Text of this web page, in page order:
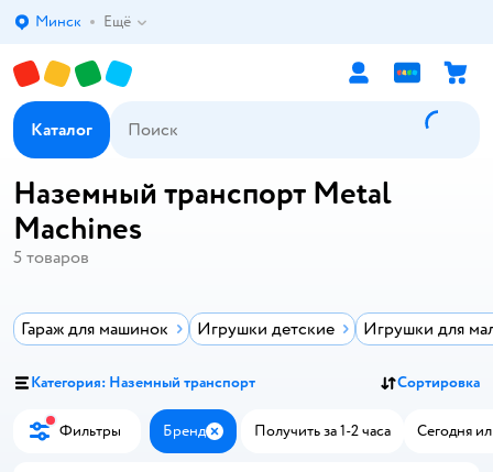
Выбор адреса доставки.
Минск Ещё
Каталог
Наземный транспорт Metal
Machines
5 товаров
Гараж для машинок Игрушки детские Игрушки для
Категория: Наземный транспорт Сортировка
Фильтры Бренд ЗакрытьПолучить за 1-2 часа Сегодня